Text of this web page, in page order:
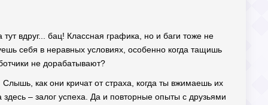
вдруг... бац! Классная графика, но и баги тоже не
себя в неравных условиях, особенно когда тащишь
не дорабатывают?
как они кричат от страха, когда ты вжимаешь их
– залог успеха. Да и повторные опыты с друзьями